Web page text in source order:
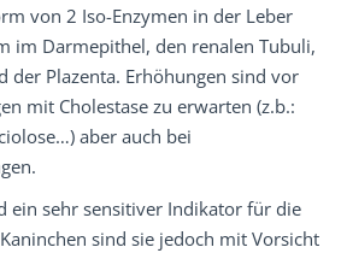
von 2 Iso-Enzymen in der Leber
im Darmepithel, den renalen Tubuli,
der Plazenta. Erhöhungen sind vor
mit Cholestase zu erwarten (z.b.:
aber auch bei
ein sehr sensitiver Indikator für die
sind sie jedoch mit Vorsicht